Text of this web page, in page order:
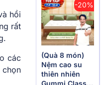
hồi
rất
các
chọn
-20%
(Quà 8 món)
Nệm cao su
thiên nhiên
Gummi Classic